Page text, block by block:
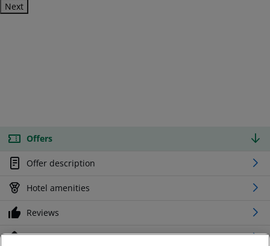
Next
Offers
Offer description
Hotel amenities
Reviews
Location